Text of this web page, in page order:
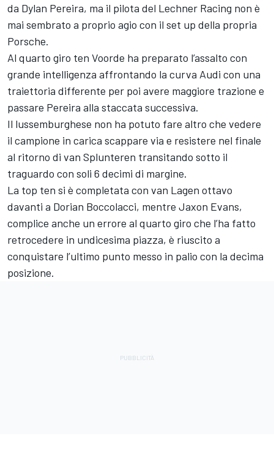
da Dylan Pereira, ma il pilota del Lechner Racing non è
mai sembrato a proprio agio con il set up della propria
Porsche.
Al quarto giro ten Voorde ha preparato l’assalto con
grande intelligenza affrontando la curva Audi con una
traiettoria differente per poi avere maggiore trazione e
passare Pereira alla staccata successiva.
Il lussemburghese non ha potuto fare altro che vedere
il campione in carica scappare via e resistere nel finale
al ritorno di van Splunteren transitando sotto il
traguardo con soli 6 decimi di margine.
La top ten si è completata con van Lagen ottavo
davanti a Dorian Boccolacci, mentre Jaxon Evans,
complice anche un errore al quarto giro che l’ha fatto
retrocedere in undicesima piazza, è riuscito a
conquistare l’ultimo punto messo in palio con la decima
posizione.